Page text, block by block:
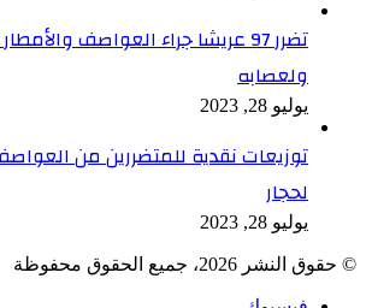
تضرر 97 عريشا جراء العواصف
ولعصابه
يوليو 28, 2023
توزيعات نقدية للمتضررين من
لحجار
يوليو 28, 2023
© حقوق النشر 2026، جميع الحقوق محفوظة